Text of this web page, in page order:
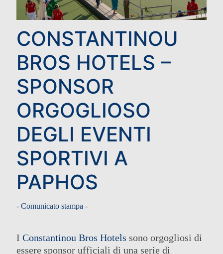
CONSTANTINOU
BROS HOTELS –
SPONSOR
ORGOGLIOSO
DEGLI EVENTI
SPORTIVI A
PAPHOS
- Comunicato stampa -
I Constantinou Bros Hotels sono orgogliosi di
essere sponsor ufficiali di una serie di